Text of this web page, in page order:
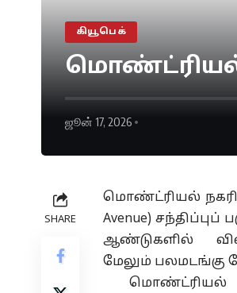
கியூபெக்
மொண்ட்ரியல்
ஜூன் 17, 2026
SHARE
மொண்ட்ரியல்
Avenue)
ஆண்டுகளில்
மேலும் பலமடங்கு
மொண்ட்ரியல்